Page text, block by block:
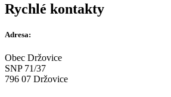
Rychlé kontakty
Adresa:
Obec Držovice
SNP 71/37
796 07 Držovice